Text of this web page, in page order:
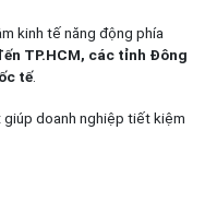
kinh tế năng động phía
TP.HCM, các tỉnh Đông
tế.
doanh nghiệp tiết kiệm